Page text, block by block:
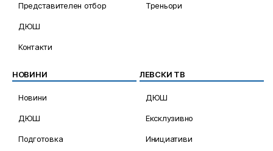
Представителен отбор
ДЮШ
Контакти
Треньори
НОВИНИ
Новини
ДЮШ
Подготовка
ЛЕВСКИ ТВ
ДЮШ
Ексклузивно
Инициативи